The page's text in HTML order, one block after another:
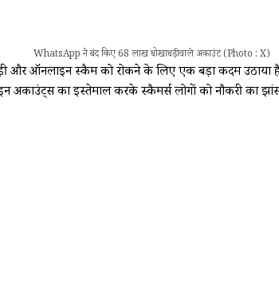
WhatsApp ने बंद किए 68 लाख धोखाधड़ी वाले अकाउंट (Photo : X)
और ऑनलाइन स्कैम को रोकने के लिए एक बड़ा कदम उठाया
अकाउंट्स का इस्तेमाल करके स्कैमर्स लोगों को नौकरी